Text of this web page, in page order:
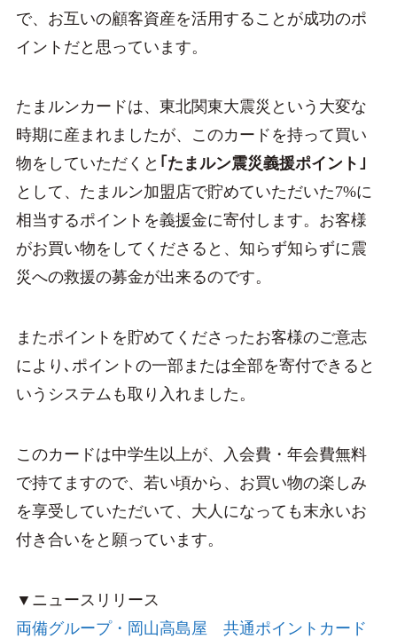
で、お互いの顧客資産を活用することが成功のポ
イントだと思っています。
たまルンカードは、東北関東大震災という大変な
時期に産まれましたが、このカードを持って買い
物をしていただくと ｢たまルン震災義援ポイント｣
として、たまルン加盟店で貯めていただいた7%に
相当するポイントを義援金に寄付します。お客様
がお買い物をしてくださると、知らず知らずに震
災への救援の募金が出来るのです。
またポイントを貯めてくださったお客様のご意志
により､ポイントの一部または全部を寄付できると
いうシステムも取り入れました。
このカードは中学生以上が、入会費・年会費無料
で持てますので、若い頃から、お買い物の楽しみ
を享受していただいて、大人になっても末永いお
付き合いをと願っています。
▼ニュースリリース
両備グループ・岡山高島屋 共通ポイントカード